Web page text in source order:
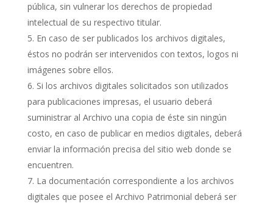
pública, sin vulnerar los derechos de propiedad
intelectual de su respectivo titular.
En caso de ser publicados los archivos digitales,
éstos no podrán ser intervenidos con textos, logos ni
imágenes sobre ellos.
Si los archivos digitales solicitados son utilizados
para publicaciones impresas, el usuario deberá
suministrar al Archivo una copia de éste sin ningún
costo, en caso de publicar en medios digitales, deberá
enviar la información precisa del sitio web donde se
encuentren.
La documentación correspondiente a los archivos
digitales que posee el Archivo Patrimonial deberá ser